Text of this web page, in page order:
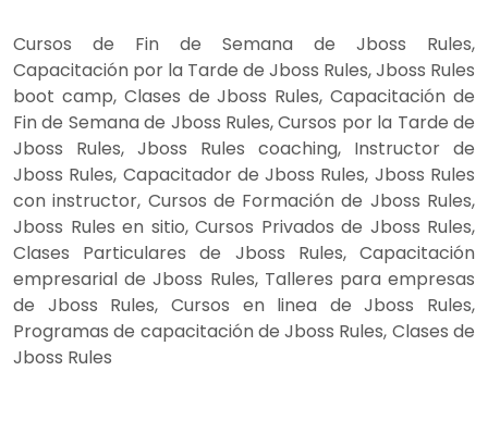
Cursos de Fin de Semana de Jboss Rules,
Capacitación por la Tarde de Jboss Rules, Jboss Rules
boot camp, Clases de Jboss Rules, Capacitación de
Fin de Semana de Jboss Rules, Cursos por la Tarde de
Jboss Rules, Jboss Rules coaching, Instructor de
Jboss Rules, Capacitador de Jboss Rules, Jboss Rules
con instructor, Cursos de Formación de Jboss Rules,
Jboss Rules en sitio, Cursos Privados de Jboss Rules,
Clases Particulares de Jboss Rules, Capacitación
empresarial de Jboss Rules, Talleres para empresas
de Jboss Rules, Cursos en linea de Jboss Rules,
Programas de capacitación de Jboss Rules, Clases de
Jboss Rules